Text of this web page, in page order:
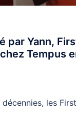
par Yann,
Tempus
les